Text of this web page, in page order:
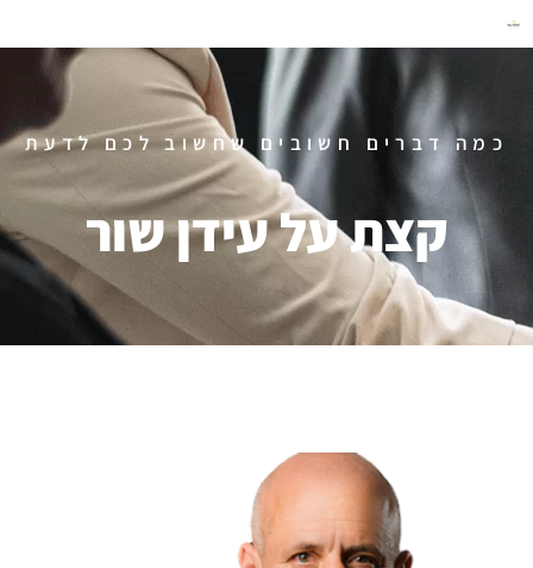
כמה דברים חשובים שחשוב לכם לדעת
קצת על עידן שור